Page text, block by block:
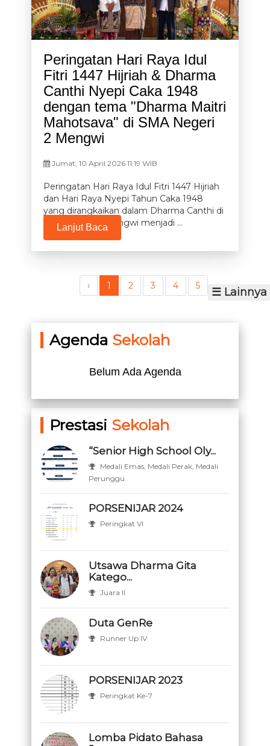
Peringatan Hari Raya Idul
Fitri 1447 Hijriah & Dharma
Canthi Nyepi Caka 1948
dengan tema "Dharma Maitri
Mahotsava" di SMA Negeri
2 Mengwi
Jumat, 10 April 2026 11:19 WIB
Peringatan Hari Raya Idul Fitri 1447 Hijriah
dan Hari Raya Nyepi Tahun Caka 1948
yang dirangkaikan dalam Dharma Canthi di
SMA Negeri 2 Mengwi menjadi ...
Lanjut Baca
‹ 1 2 3 4 5 ☰ Lainnya
Agenda Sekolah
Belum Ada Agenda
Prestasi Sekolah
“Senior High School Oly...
Medali Emas, Medali Perak, Medali
Perunggu
PORSENIJAR 2024
Peringkat VI
Utsawa Dharma Gita
Katego...
Juara II
Duta GenRe
Runner Up IV
PORSENIJAR 2023
Peringkat Ke-7
Lomba Pidato Bahasa